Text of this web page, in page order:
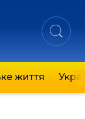
життя